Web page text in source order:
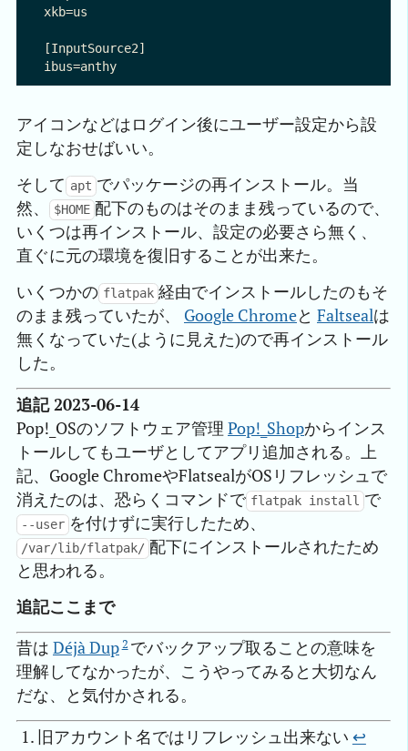
xkb=us
[InputSource2]
アイコンなどはログイン後にユーザー設定から設
定しなおせばいい。
そして apt でパッケージの再インストール。当
然、
$HOME 配下のものはそのまま残っているので、
いくつは再インストール、設定の必要さら無く、
直ぐに元の環境を復旧することが出来た。
いくつかの flatpak 経由でインストールしたのもそ
のまま残っていたが、 Google Chromeと Faltsealは
無くなっていた(ように見えた)ので再インストール
した。
追記 2023-06-14
Pop!_OSのソフトウェア管理 Pop!_Shopからインス
トールしてもユーザとしてアプリ追加される。上
記、Google ChromeやFlatsealがOSリフレッシュで
消えたのは、恐らくコマンドで flatpak install で
--user を付けずに実行したため、
/var/lib/flatpak/ 配下にインストールされたため
と思われる。
追記ここまで
昔は Déjà Dup2 でバックアップ取ることの意味を
理解してなかったが、こうやってみると大切なん
だな、と気付かされる。
旧アカウント名ではリフレッシュ出来ない ↩︎